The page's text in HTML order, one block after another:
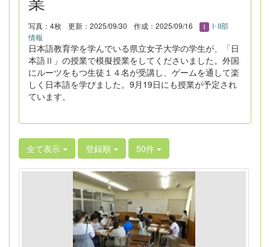
写真：4枚 更新：2025/09/30 作成：2025/09/16
I･II部
情報
日本語教育学を学んでいる県立女子大学の学生が、「日
本語Ⅱ」の授業で模擬授業をしてくださいました。外国
にルーツをもつ生徒１４名が受講し、ゲームを通して楽
しく日本語を学びました。9月19日にも授業が予定され
ています。
全て表示 登録順 50件